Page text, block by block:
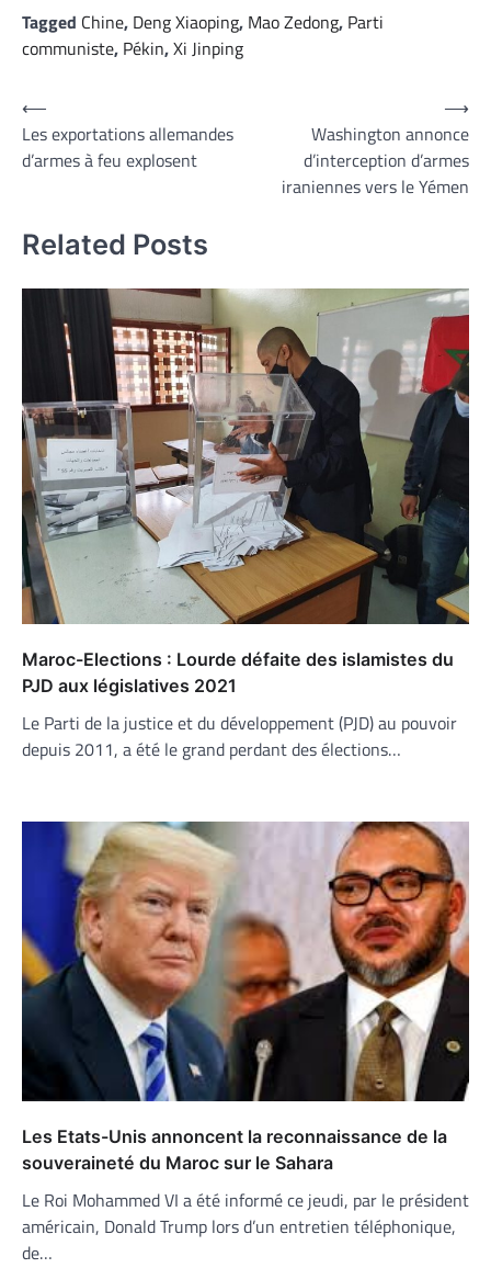
Tagged Chine, Deng Xiaoping, Mao Zedong, Parti
communiste, Pékin,Xi Jinping
Navigation
de
l’article
⟵
Les exportations allemandes
d’armes à feu explosent
Washington annonce
d’interception d’armes
iraniennes vers le Yémen
⟶
Related Posts
Maroc-Elections : Lourde défaite des islamistes du
PJD aux législatives 2021
Le Parti de la justice et du développement (PJD) au pouvoir
depuis 2011, a été le grand perdant des élections…
Les Etats-Unis annoncent la reconnaissance de la
souveraineté du Maroc sur le Sahara
Le Roi Mohammed VI a été informé ce jeudi, par le président
américain, Donald Trump lors d’un entretien téléphonique,
de…